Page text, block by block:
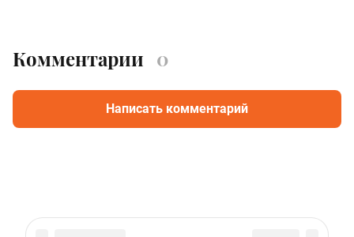
Комментарии 0
Написать комментарий